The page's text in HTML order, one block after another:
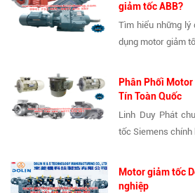
giảm tốc ABB?
Tìm hiểu những lý
dụng motor giảm
Phân Phối Motor
Tín Toàn Quốc
Linh Duy Phát
tốc Siemens chính
Motor giảm tốc
nghiệp